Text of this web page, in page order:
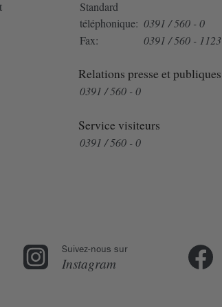
Standard
téléphonique: 0391 / 560 - 0
Fax:
0391 / 560 - 1123
Relations presse et publiques
0391 / 560 - 0
Service visiteurs
0391 / 560 - 0
Suivez-nous sur
Instagram